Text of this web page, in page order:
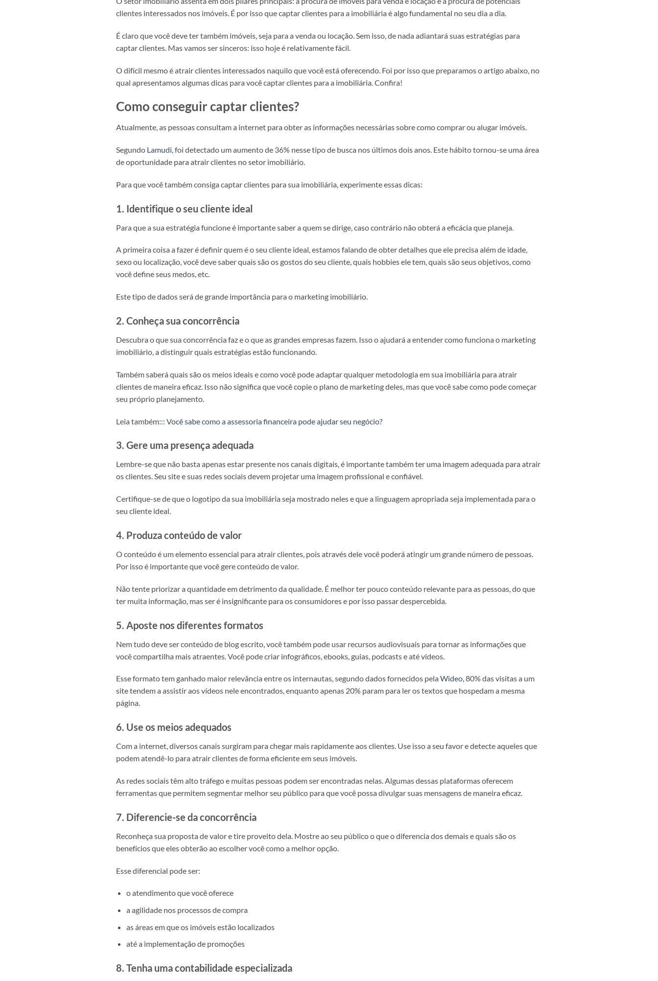
clientes interessados nos imóveis. É por isso que captar clientes para a imobiliária é algo fundamental no seu dia a dia.
É claro que você deve ter também imóveis, seja para a venda ou locação. Sem isso, de nada adiantará suas estratégias para
captar clientes. Mas vamos ser sinceros: isso hoje é relativamente fácil.
O difícil mesmo é atrair clientes interessados naquilo que você está oferecendo. Foi por isso que preparamos o artigo abaixo, no
qual apresentamos algumas dicas para você captar clientes para a imobiliária. Confira!
Como conseguir captar clientes?
Atualmente, as pessoas consultam a internet para obter as informações necessárias sobre como comprar ou alugar imóveis.
Segundo Lamudi, foi detectado um aumento de 36% nesse tipo de busca nos últimos dois anos. Este hábito tornou-se uma área
de oportunidade para atrair clientes no setor imobiliário.
Para que você também consiga captar clientes para sua imobiliária, experimente essas dicas:
1. Identifique o seu cliente ideal
Para que a sua estratégia funcione é importante saber a quem se dirige, caso contrário não obterá a eficácia que planeja.
A primeira coisa a fazer é definir quem é o seu cliente ideal, estamos falando de obter detalhes que ele precisa além de idade,
sexo ou localização, você deve saber quais são os gostos do seu cliente, quais hobbies ele tem, quais são seus objetivos, como
você define seus medos, etc.
Este tipo de dados será de grande importância para o marketing imobiliário.
2. Conheça sua concorrência
Descubra o que sua concorrência faz e o que as grandes empresas fazem. Isso o ajudará a entender como funciona o marketing
imobiliário, a distinguir quais estratégias estão funcionando.
Também saberá quais são os meios ideais e como você pode adaptar qualquer metodologia em sua imobiliária para atrair
clientes de maneira eficaz. Isso não significa que você copie o plano de marketing deles, mas que você sabe como pode começar
seu próprio planejamento.
Leia também::: Você sabe como a assessoria financeira pode ajudar seu negócio?
3. Gere uma presença adequada
Lembre-se que não basta apenas estar presente nos canais digitais, é importante também ter uma imagem adequada para atrair
os clientes. Seu site e suas redes sociais devem projetar uma imagem profissional e confiável.
Certifique-se de que o logotipo da sua imobiliária seja mostrado neles e que a linguagem apropriada seja implementada para o
seu cliente ideal.
4. Produza conteúdo de valor
O conteúdo é um elemento essencial para atrair clientes, pois através dele você poderá atingir um grande número de pessoas.
Por isso é importante que você gere conteúdo de valor.
Não tente priorizar a quantidade em detrimento da qualidade. É melhor ter pouco conteúdo relevante para as pessoas, do que
ter muita informação, mas ser é insignificante para os consumidores e por isso passar despercebida.
5. Aposte nos diferentes formatos
Nem tudo deve ser conteúdo de blog escrito, você também pode usar recursos audiovisuais para tornar as informações que
você compartilha mais atraentes. Você pode criar infográficos, ebooks, guias, podcasts e até vídeos.
Esse formato tem ganhado maior relevância entre os internautas, segundo dados fornecidos pela Wideo, 80% das visitas a um
site tendem a assistir aos vídeos nele encontrados, enquanto apenas 20% param para ler os textos que hospedam a mesma
página.
6. Use os meios adequados
Com a internet, diversos canais surgiram para chegar mais rapidamente aos clientes. Use isso a seu favor e detecte aqueles que
podem atendê-lo para atrair clientes de forma eficiente em seus imóveis.
As redes sociais têm alto tráfego e muitas pessoas podem ser encontradas nelas. Algumas dessas plataformas oferecem
ferramentas que permitem segmentar melhor seu público para que você possa divulgar suas mensagens de maneira eficaz.
7. Diferencie-se da concorrência
Reconheça sua proposta de valor e tire proveito dela. Mostre ao seu público o que o diferencia dos demais e quais são os
benefícios que eles obterão ao escolher você como a melhor opção.
Esse diferencial pode ser:
o atendimento que você oferece
a agilidade nos processos de compra
as áreas em que os imóveis estão localizados
até a implementação de promoções
8. Tenha uma contabilidade especializada